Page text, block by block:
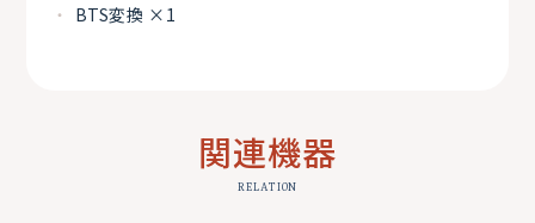
BTS変換 ×1
関連機器
RELATION